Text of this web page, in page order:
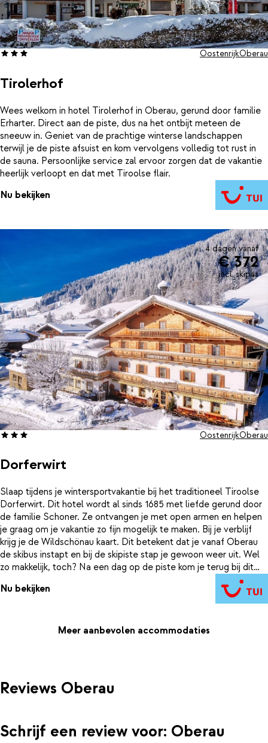
Tirolerhof
OostenrijkOberau
Wees welkom in hotel Tirolerhof in Oberau, gerund door familie
Erharter. Direct aan de piste, dus na het ontbijt meteen de
sneeuw in. Geniet van de prachtige winterse landschappen
terwijl je de piste afsuist en kom vervolgens volledig tot rust in
de sauna. Persoonlijke service zal ervoor zorgen dat de vakantie
heerlijk verloopt en dat met Tiroolse flair.
Nu bekijken
4 dagen vanaf
€ 372
incl. skipas
Dorferwirt
OostenrijkOberau
Slaap tijdens je wintersportvakantie bij het traditioneel Tiroolse
Dorferwirt. Dit hotel wordt al sinds 1685 met liefde gerund door
de familie Schoner. Ze ontvangen je met open armen en helpen
je graag om je vakantie zo fijn mogelijk te maken. Bij je verblijf
krijg je de Wildschönau kaart. Dit betekent dat je vanaf Oberau
de skibus instapt en bij de skipiste stap je gewoon weer uit. Wel
zo makkelijk, toch? Na een dag op de piste kom je terug bij dit
kleinschalige 3-sterrenhotel. Na al die inspanning heb je wel trek
gekregen. Gelukkig is je verblijf bij Dorferwirt op basis van
halfpension. Dus je schuift gewoon aan bij het diner, waar de
Nu bekijken
Meer aanbevolen accommodaties
Reviews Oberau
Schrijf een review voor: Oberau